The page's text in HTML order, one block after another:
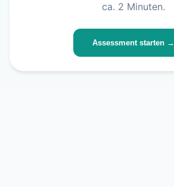
ca. 2 Minuten.
Assessment starten →